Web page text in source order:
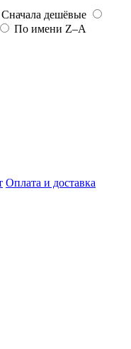
Сначала дешёвые
По имени Z–A
Оплата и доставка